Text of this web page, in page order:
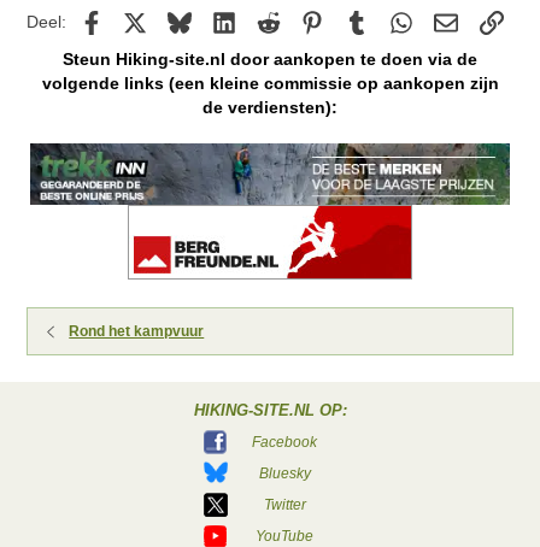
Deel: Facebook BlueskyLinkedInReddit PinterestTumblr WhatsApp
E-mail
Steun Hiking-site.nl door aankopen te doen via de
volgende links (een kleine commissie op aankopen zijn
de verdiensten):
Rond het kampvuur
HIKING-SITE.NL OP:
Facebook
Bluesky
Twitter
YouTube